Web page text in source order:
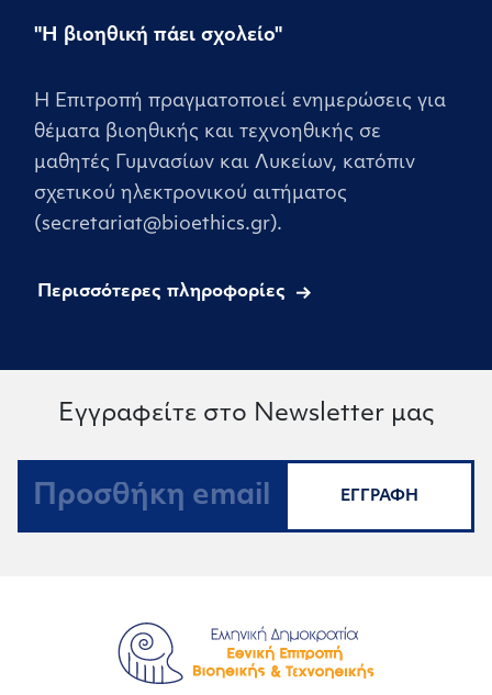
"Η βιοηθική πάει σχολείο"
Η Επιτροπή πραγματοποιεί ενημερώσεις για
θέματα βιοηθικής και τεχνοηθικής σε
μαθητές Γυμνασίων και Λυκείων, κατόπιν
σχετικού ηλεκτρονικού αιτήματος
(secretariat@bioethics.gr).
Περισσότερες πληροφορίες
Εγγραφείτε στο Newsletter μας
ΕΓΓΡΑΦΗ